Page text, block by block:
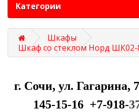
Категории
Шкафы
Шкаф со стеклом Норд ШК02-
г. Сочи, ул. Гагарина,
145-15-16 +7-918-